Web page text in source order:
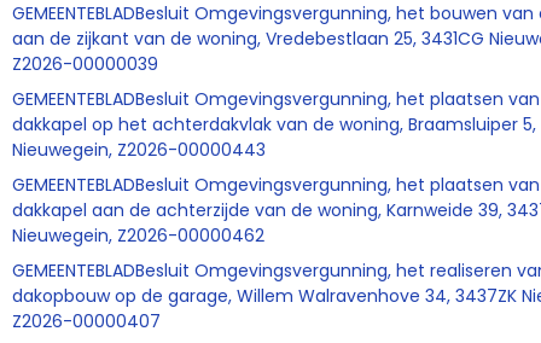
GEMEENTEBLADBesluit Omgevingsvergunning, het bouwen
aan de zijkant van de woning, Vredebestlaan 25, 3431CG
Z2026-00000039
GEMEENTEBLADBesluit Omgevingsvergunning, het plaatsen
dakkapel op het achterdakvlak van de woning, Braamsluiper 5,
Nieuwegein, Z2026-00000443
GEMEENTEBLADBesluit Omgevingsvergunning, het plaatsen
dakkapel aan de achterzijde van de woning, Karnweide 39,
Nieuwegein, Z2026-00000462
GEMEENTEBLADBesluit Omgevingsvergunning, het realiseren
dakopbouw op de garage, Willem Walravenhove 34, 3437ZK
Z2026-00000407